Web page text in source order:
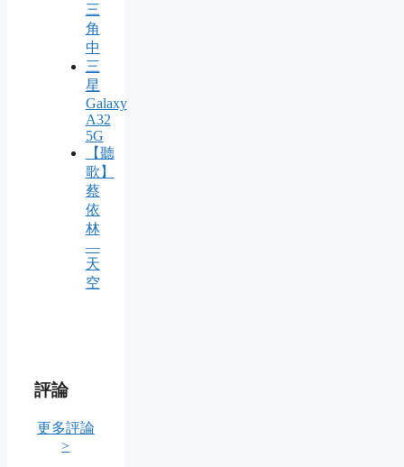
三
角
中
三
星
Galaxy
A32
5G
【聽
歌】
蔡
依
林
—
天
空
評論
更多評論
>